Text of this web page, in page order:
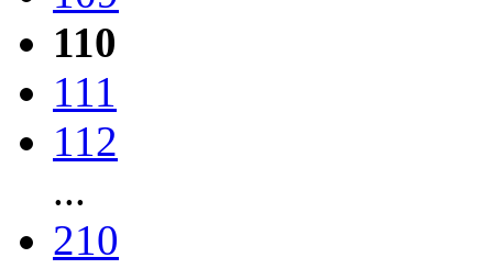
110
111
112
...
210